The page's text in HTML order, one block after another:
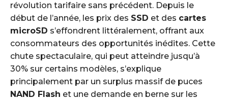
révolution tarifaire sans précédent. Depuis le
début de l’année, les prix des SSD et des cartes
microSD s’effondrent littéralement, offrant aux
consommateurs des opportunités inédites. Cette
chute spectaculaire, qui peut atteindre jusqu’à
30% sur certains modèles, s’explique
principalement par un surplus massif de puces
NAND Flash et une demande en berne sur les